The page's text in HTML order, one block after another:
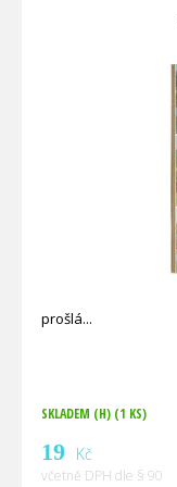
prošlá
SKLADEM (H) (1 KS)
19 Kč
včetně DPH dle § 90